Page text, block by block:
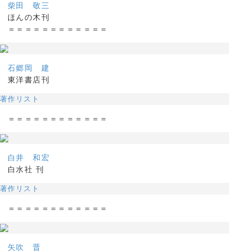
柴田 敬三
ほんの木刊
＝＝＝＝＝＝＝＝＝＝＝＝
石郷岡 建
東洋書店刊
著作リスト
＝＝＝＝＝＝＝＝＝＝＝＝
白井 和宏
白水社 刊
著作リスト
＝＝＝＝＝＝＝＝＝＝＝＝
矢吹 晋